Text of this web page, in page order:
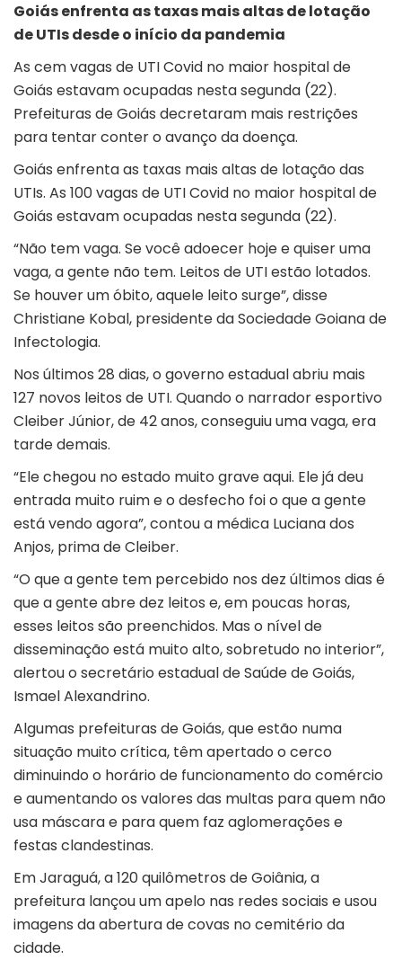
Goiás enfrenta as taxas mais altas de lotação
de UTIs desde o início da pandemia
As cem vagas de UTI Covid no maior hospital de
Goiás estavam ocupadas nesta segunda (22).
Prefeituras de Goiás decretaram mais restrições
para tentar conter o avanço da doença.
Goiás enfrenta as taxas mais altas de lotação das
UTIs. As 100 vagas de UTI Covid no maior hospital de
Goiás estavam ocupadas nesta segunda (22).
“Não tem vaga. Se você adoecer hoje e quiser uma
vaga, a gente não tem. Leitos de UTI estão lotados.
Se houver um óbito, aquele leito surge”, disse
Christiane Kobal, presidente da Sociedade Goiana de
Infectologia.
Nos últimos 28 dias, o governo estadual abriu mais
127 novos leitos de UTI. Quando o narrador esportivo
Cleiber Júnior, de 42 anos, conseguiu uma vaga, era
tarde demais.
“Ele chegou no estado muito grave aqui. Ele já deu
entrada muito ruim e o desfecho foi o que a gente
está vendo agora”, contou a médica Luciana dos
Anjos, prima de Cleiber.
“O que a gente tem percebido nos dez últimos dias é
que a gente abre dez leitos e, em poucas horas,
esses leitos são preenchidos. Mas o nível de
disseminação está muito alto, sobretudo no interior”,
alertou o secretário estadual de Saúde de Goiás,
Ismael Alexandrino.
Algumas prefeituras de Goiás, que estão numa
situação muito crítica, têm apertado o cerco
diminuindo o horário de funcionamento do comércio
e aumentando os valores das multas para quem não
usa máscara e para quem faz aglomerações e
festas clandestinas.
Em Jaraguá, a 120 quilômetros de Goiânia, a
prefeitura lançou um apelo nas redes sociais e usou
imagens da abertura de covas no cemitério da
cidade.